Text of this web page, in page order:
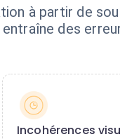
à partir de
des
Incohérences